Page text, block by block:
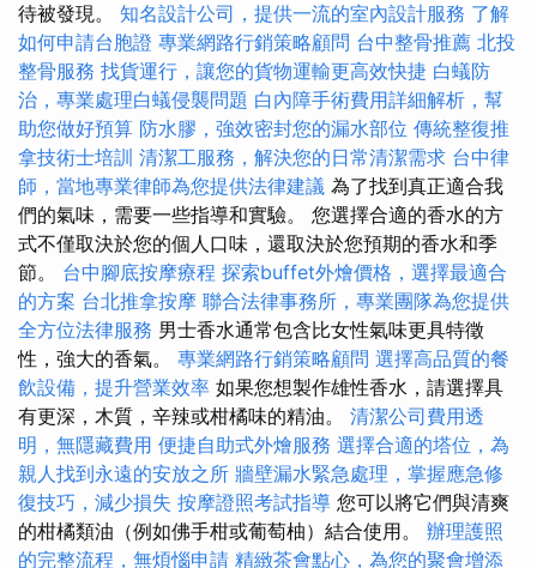
待被發現。 知名設計公司，提供一流的室內設計服務 了解
如何申請台胞證 專業網路行銷策略顧問 台中整骨推薦 北投
整骨服務 找貨運行，讓您的貨物運輸更高效快捷 白蟻防
治，專業處理白蟻侵襲問題 白內障手術費用詳細解析，幫
助您做好預算 防水膠，強效密封您的漏水部位 傳統整復推
拿技術士培訓 清潔工服務，解決您的日常清潔需求 台中律
師，當地專業律師為您提供法律建議 為了找到真正適合我
們的氣味，需要一些指導和實驗。 您選擇合適的香水的方
式不僅取決於您的個人口味，還取決於您預期的香水和季
節。 台中腳底按摩療程 探索buffet外燴價格，選擇最適合
的方案 台北推拿按摩 聯合法律事務所，專業團隊為您提供
全方位法律服務 男士香水通常包含比女性氣味更具特徵
性，強大的香氣。 專業網路行銷策略顧問 選擇高品質的餐
飲設備，提升營業效率 如果您想製作雄性香水，請選擇具
有更深，木質，辛辣或柑橘味的精油。 清潔公司費用透
明，無隱藏費用 便捷自助式外燴服務 選擇合適的塔位，為
親人找到永遠的安放之所 牆壁漏水緊急處理，掌握應急修
復技巧，減少損失 按摩證照考試指導 您可以將它們與清爽
的柑橘類油（例如佛手柑或葡萄柚）結合使用。 辦理護照
的完整流程，無煩惱申請 精緻茶會點心，為您的聚會增添